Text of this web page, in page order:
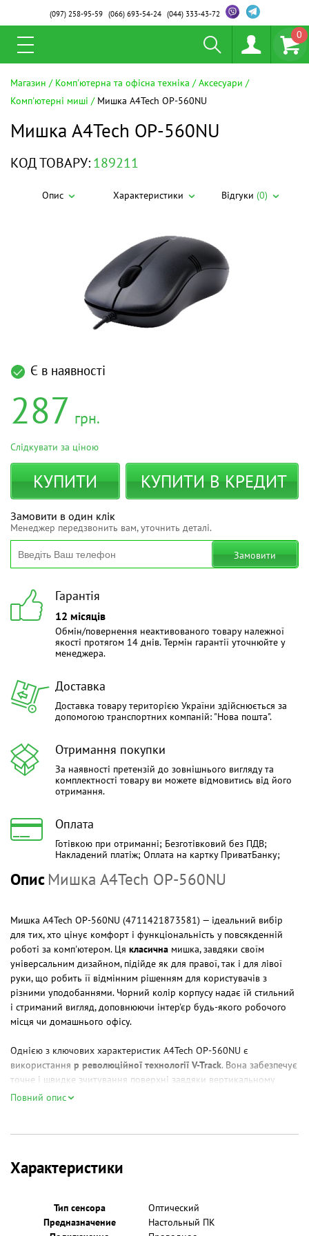
(097)258-95-59 (066)693-54-24 (044)333-43-72
0
Магазин Комп'ютерна та офісна техніка
Аксесуари
Комп'ютерні миші
Мишка A4Tech OP-560NU
Мишка A4Tech OP-560NU
КОД ТОВАРУ:189211
Опис Характеристики Відгуки(0)
Є в наявності
287 грн.
Слідкувати за ціною
КУПИТИ КУПИТИ В КРЕДИТ
Замовити в один клік
Менеджер передзвонить вам, уточнить деталі.
Замовити
Гарантія
12 місяців
Обмін/повернення неактивованого товару належної
якості протягом 14 днів. Термін гарантії уточнюйте у
менеджера.
Доставка
Доставка товару територією України здійснюється за
допомогою транспортних компаній: "Нова пошта".
Отримання покупки
За наявності претензій до зовнішнього вигляду та
комплектності товару ви можете відмовитись від його
отримання.
Оплата
Готівкою при отриманні; Безготівковий без ПДВ;
Накладений платіж; Оплата на картку ПриватБанку;
Опис Мишка A4Tech OP-560NU
Мишка A4Tech OP-560NU (4711421873581) — ідеальний вибір
для тих, хто цінує комфорт і функціональність у повсякденній
роботі за комп'ютером. Ця класична мишка, завдяки своїм
універсальним дизайном, підійде як для правої, так і для лівої
руки, що робить її відмінним рішенням для користувачів з
різними уподобаннями. Чорний колір корпусу надає їй стильний
і стриманий вигляд, доповнюючи інтер'єр будь-якого робочого
місця чи домашнього офісу.
Однією з ключових характеристик A4Tech OP-560NU є
використання р революційної технології V-Track. Вона забезпечує
точне і швидке зчитування поверхні завдяки вертикальному
розташуванню світлодіода, що значно покращує продуктивність
поверхнях, де інші пристрої втрачають чутливість.
Щодо технічних параметрів, A4Tech OP-560NU оснащена
оптичним датчиком
рухи курсора, що особливо важливо при виконанні завдань, які
вимагають високої точності. Миша підключається за допомогою
Повний опис
Характеристики
Тип сенсора
Оптический
Предназначение
Настольный ПК